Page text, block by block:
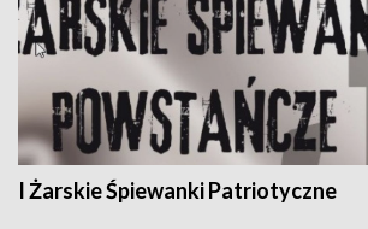
I Żarskie Śpiewanki Patriotyczne